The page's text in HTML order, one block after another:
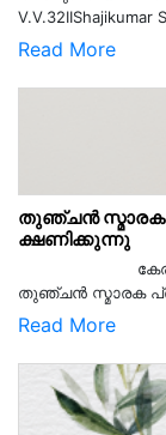
V.V.32IIShajikumar
Read More
തുഞ്ചൻ
ക്ഷണിക്കുന്നു
കേരള
തുഞ്ചൻ സ്മാരക
Read More